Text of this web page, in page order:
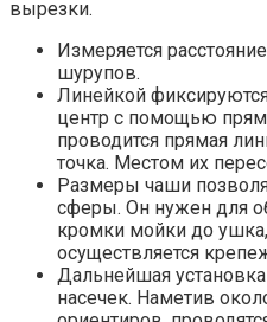
вырезки.
Измеряется
шурупов.
Линейкой
центр с помощью
проводится прямая
точка. Местом их
Размеры чаши
сферы. Он нужен для
кромки мойки до
осуществляется
Дальнейшая
насечек. Наметив